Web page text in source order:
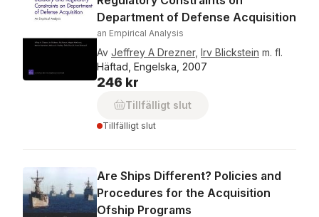
Department of Defense Acquisition
an Empirical Analysis
Av Jeffrey A Drezner, Irv Blickstein m. fl.
Häftad, Engelska, 2007
246 kr
Tillfälligt slut
Tillfälligt slut
Are Ships Different? Policies and
Procedures for the Acquisition
Ofship Programs